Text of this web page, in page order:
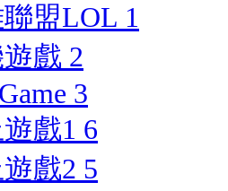
盟LOL 1
戲 2
3
戲1 6
戲2 5